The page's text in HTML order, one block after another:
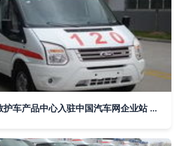
南京客车制造厂救护车产品中心入驻中国汽车网企业站 构建全方位急救装备展示平台